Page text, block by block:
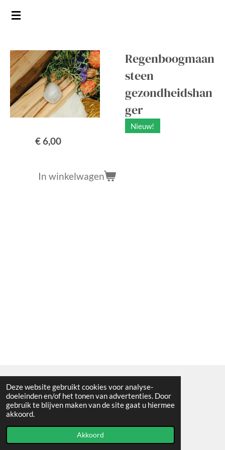
Deze website gebruikt cookies voor analyse-
doeleinden en/of het tonen van advertenties. Door
gebruik te blijven maken van de site gaat u hiermee
akkoord.
Akkoord
Ga
de
hoofdinhoud
Regenboogmaan
steen
gezondheidshan
ger
Nieuw!
€ 6,00
In winkelwagen
Algemene voorwaarden
© 2021 - RC en mineralenshop Het vlinderpad